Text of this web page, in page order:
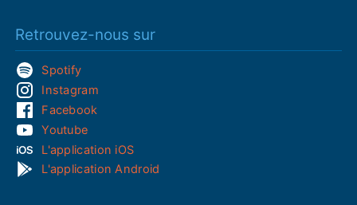
Retrouvez-nous sur
Spotify
Instagram
Facebook
Youtube
L'application iOS
L'application Android